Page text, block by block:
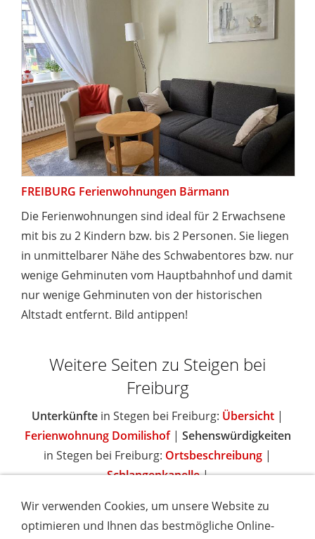
FREIBURG Ferienwohnungen Bärmann
Die Ferienwohnungen sind ideal für 2 Erwachsene
mit bis zu 2 Kindern bzw. bis 2 Personen. Sie liegen
in unmittelbarer Nähe des Schwabentores bzw. nur
wenige Gehminuten vom Hauptbahnhof und damit
nur wenige Gehminuten von der historischen
Altstadt entfernt. Bild antippen!
Weitere Seiten zu Steigen bei
Freiburg
Unterkünfte in Stegen bei Freiburg: Übersicht |
Ferienwohnung Domilishof| Sehenswürdigkeiten
in Stegen bei Freiburg: Ortsbeschreibung |
Schlangenkapelle|
Wir verwenden Cookies, um unsere Website zu
optimieren und Ihnen das bestmögliche Online-